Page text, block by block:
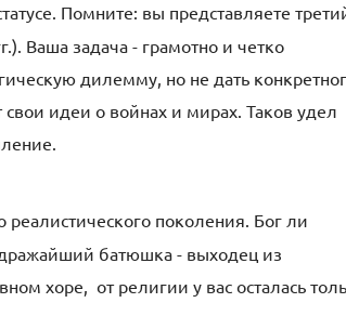
Помните: вы представляете
Ваша задача - грамотно и четко
дилемму, но не дать
свои идеи о войнах и мирах. Таков удел
реалистического поколения. Бог ли
дражайший батюшка - выходец из
хоре, от религии у вас осталась